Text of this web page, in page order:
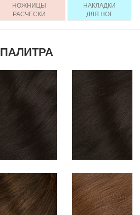
НОЖНИЦЫ
РАСЧЕСКИ
НАКЛАДКИ
ДЛЯ НОГ
ПАЛИТРА